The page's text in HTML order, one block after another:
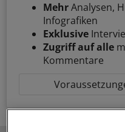
MehrAnalysen,
Infografiken
Exklusive
Zugriff auf alle
Kommentare